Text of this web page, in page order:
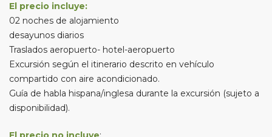
El precio incluye:
02 noches de alojamiento
desayunos diarios
Traslados aeropuerto- hotel-aeropuerto
Excursión según el itinerario descrito en vehículo
compartido con aire acondicionado.
Guía de habla hispana/inglesa durante la excursión (sujeto a
disponibilidad).